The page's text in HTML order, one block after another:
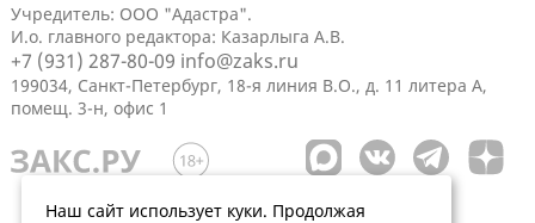
Учредитель: ООО "Адастра".
И.о. главного редактора: Казарлыга А.В.
+7 (931) 287-80-09 info@zaks.ru
199034, Санкт-Петербург, 18-я линия В.О., д. 11 литера А,
помещ. 3-н, офис 1
Наш сайт использует куки. Продолжая